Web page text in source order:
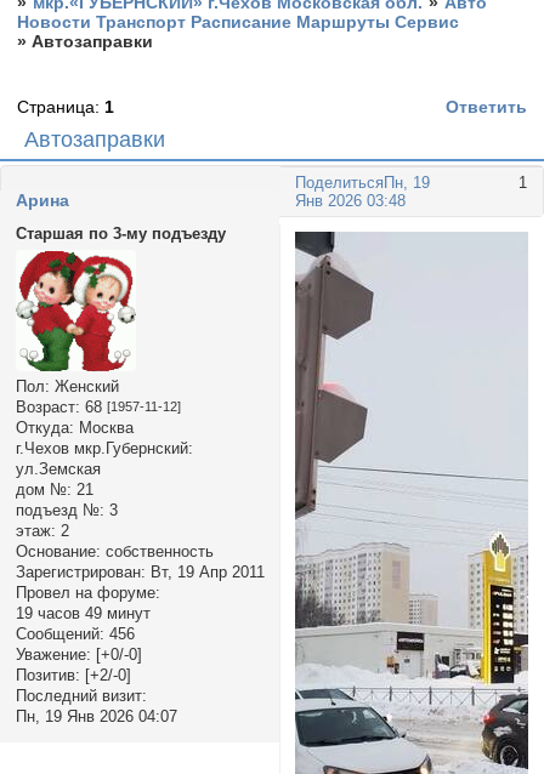
Новости Транспорт Расписание Маршруты Сервис
»Автозаправки
Автозаправки
Страница: 1 Ответить
Поделиться 1
Пн, 19
Янв 2026 03:48
Арина
Старшая по 3-му подъезду
Пол: Женский
Возраст: 68 [1957-11-12]
Откуда: Москва
г.Чехов мкр.Губернский:
ул.Земская
дом №: 21
подъезд №: 3
этаж: 2
Основание: собственность
Зарегистрирован: Вт, 19 Апр 2011
Провел на форуме:
19 часов 49 минут
Сообщений: 456
Уважение: [+0/-0]
Позитив: [+2/-0]
Последний визит:
Пн, 19 Янв 2026 04:07